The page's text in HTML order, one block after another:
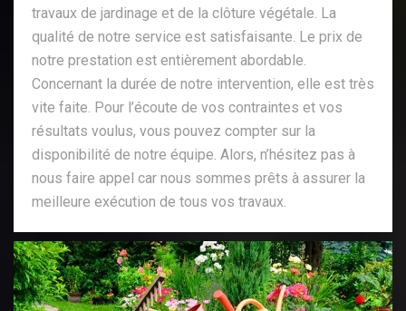
travaux de jardinage et de la clôture végétale. La
qualité de notre service est satisfaisante. Le prix de
notre prestation est entièrement abordable.
Concernant la durée de notre intervention, elle est très
vite faite. Pour l’écoute de vos contraintes et vos
résultats voulus, vous pouvez compter sur la
disponibilité de notre équipe. Alors, n’hésitez pas à
nous faire appel car nous sommes prêts à assurer la
meilleure exécution de tous vos travaux.